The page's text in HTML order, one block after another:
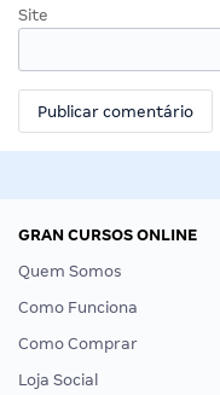
Site
GRAN CURSOS ONLINE
Quem Somos
Como Funciona
Como Comprar
Loja Social